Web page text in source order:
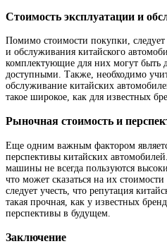
Стоимость эксплуатации и
Помимо стоимости покупки, следует
и обслуживания китайского
комплектующие для них могут быть
доступными. Также, необходимо
обслуживание китайских
такое широкое, как для известных
Рыночная стоимость и
Еще одним важным фактором
перспективы китайских
машины не всегда пользуются
что может сказаться на их
следует учесть, что репутация
такая прочная, как у известных
перспективы в будущем.
Заключение